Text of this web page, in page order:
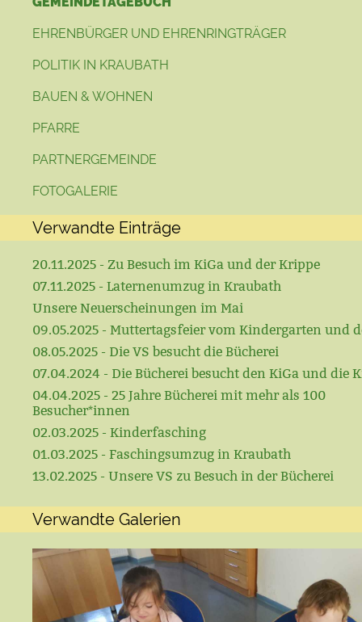
EHRENBÜRGER UND EHRENRINGTRÄGER
POLITIK IN KRAUBATH
BAUEN & WOHNEN
PFARRE
PARTNERGEMEINDE
FOTOGALERIE
Verwandte Einträge
20.11.2025 - Zu Besuch im KiGa und der Krippe
07.11.2025 - Laternenumzug in Kraubath
Unsere Neuerscheinungen im Mai
09.05.2025 - Muttertagsfeier vom Kindergarten und
08.05.2025 - Die VS besucht die Bücherei
07.04.2024 - Die Bücherei besucht den KiGa und die
04.04.2025 - 25 Jahre Bücherei mit mehr als 100
Besucher*innen
02.03.2025 - Kinderfasching
01.03.2025 - Faschingsumzug in Kraubath
13.02.2025 - Unsere VS zu Besuch in der Bücherei
Verwandte Galerien